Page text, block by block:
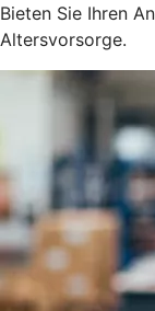
Bieten Sie Ihren
Altersvorsorge.